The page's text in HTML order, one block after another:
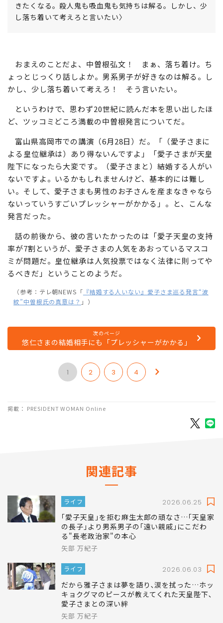
きたくなる。殺人鬼も吸血鬼も気持ちは解る。しかし、少
し落ち着いて考えろと言いたい〉
おまえのことだよ、中曽根弘文！ まぁ、落ち着け。ち
ょっとじっくり話しよか。男系男子が好きなのは解る。し
かし、少し落ち着いて考えろ！ そう言いたい。
というわけで、思わず20世紀に読んだ本を思い出したほ
ど、ツッコミどころ満載の中曽根発言についてだ。
富山県高岡市での講演（6月28日）だ。「（愛子さまに
よる皇位継承は）あり得ないんですよ」「愛子さまが天皇
陛下になったら大変です。（愛子さまと）結婚する人がい
ないですよ。いるかもしれませんけど、基本的には難し
い。そして、愛子さまも男性のお子さんを産まなきゃなら
ないっていうすごいプレッシャーがかかる」。と、こんな
発言だった。
話の前後から、彼の言いたかったのは「愛子天皇の支持
率が7割というが、愛子さまの人気をあおっているマスコ
ミが問題だ。皇位継承は人気投票ではなく法律に則ってや
るべきだ」ということのようだ。
（参考：テレ朝NEWS「 『結婚する人いない』愛子さま巡る発言“波
紋”中曽根氏の真意は？ 」）
次のページ
悠仁さまの結婚相手にも「プレッシャーがかかる」
1 2 3 4
掲載： PRESIDENT WOMAN Online
関連記事
ライフ 2026.06.25
｢愛子天皇｣を拒む麻生太郎の頑なさ…｢天皇家
の長子｣より男系男子の｢遠い親戚｣にこだわ
る"長老政治家"の本心
矢部 万紀子
ライフ 2026.06.03
だから雅子さまは夢を語り､涙を拭った…ホッ
キョクグマのピースが教えてくれた天皇陛下､
愛子さまとの深い絆
矢部 万紀子